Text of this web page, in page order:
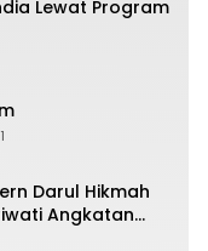
Lewat Program
Darul Hikmah
Angkatan